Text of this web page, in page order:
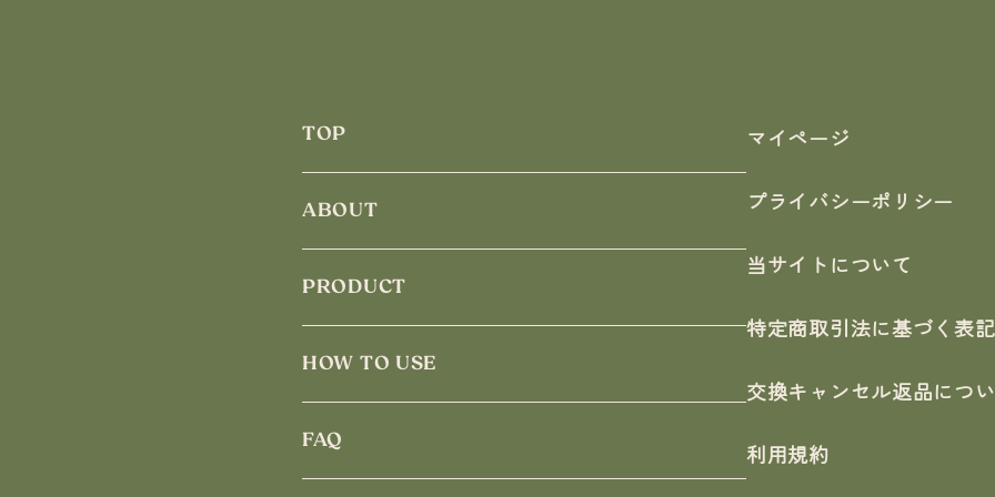
TOP
ABOUT
PRODUCT
HOW TO USE
FAQ
マイページ
プライバシーポリシー
当サイトについて
特定商取引法に基づく表記
交換キャンセル返品につ
利用規約